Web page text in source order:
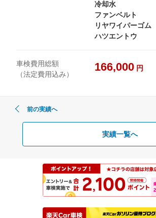
冷却水
ファンベルト
リヤワイパーゴム
ハツエントウ
車検費用総額
（法定費用込み）
166,000 円
前の実績へ
実績一覧へ